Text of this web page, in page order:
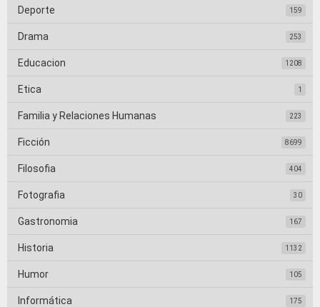
Deporte 159
Drama 253
Educacion 1208
Etica 1
Familia y Relaciones Humanas 223
Ficción 8699
Filosofia 404
Fotografia 30
Gastronomia 167
Historia 1132
Humor 105
Informática 175